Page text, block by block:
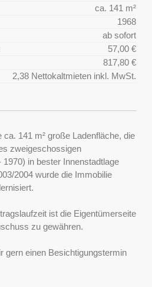
ca. 141 m²
1968
ab sofort
57,00 €
817,80 €
2,38 Nettokaltmieten inkl. MwSt.
141 m² große Ladenfläche, die
zweigeschossigen
in bester Innenstadtlage
2004 wurde die Immobilie
ist die Eigentümerseite
zu gewähren.
gern einen Besichtigungstermin